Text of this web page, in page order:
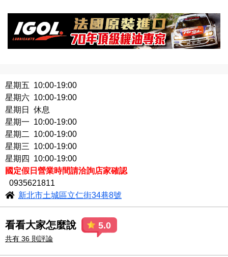
星期五 10:00-19:00
星期六 10:00-19:00
星期日 休息
星期一 10:00-19:00
星期二 10:00-19:00
星期三 10:00-19:00
星期四 10:00-19:00
國定假日營業時間請洽詢店家確認
0935621811
新北市土城區立仁街34巷8號
看看大家怎麼說
共有 36 則評論
5.0